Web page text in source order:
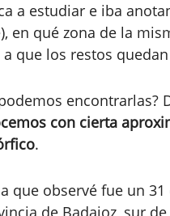
a estudiar e iba
en qué zona de la
que los restos
con cierta
.
que observé fue un